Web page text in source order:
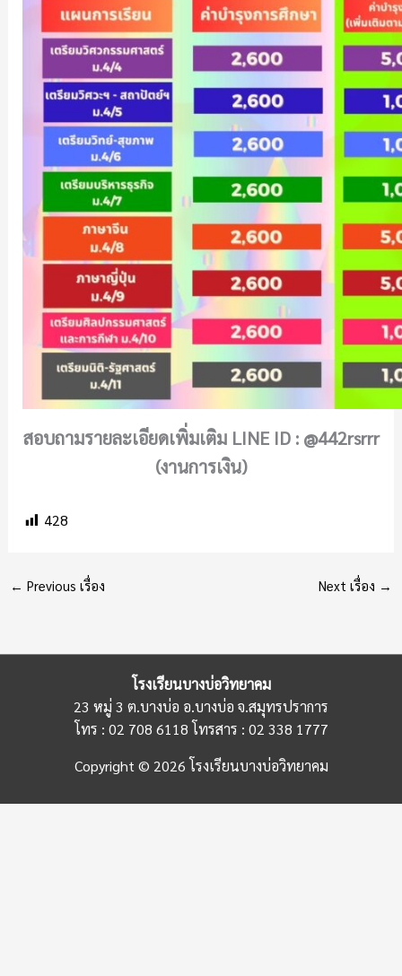
สอบถามรายละเอียดเพิ่มเติม LINE ID : @442rsrrr
(งานการเงิน)
428
← Previous เรื่อง Next เรื่อง →
โรงเรียนบางบ่อวิทยาคม
23 หมู่ 3 ต.บางบ่อ อ.บางบ่อ จ.สมุทรปราการ
โทร : 02 708 6118 โทรสาร : 02 338 1777
Copyright © 2026 โรงเรียนบางบ่อวิทยาคม